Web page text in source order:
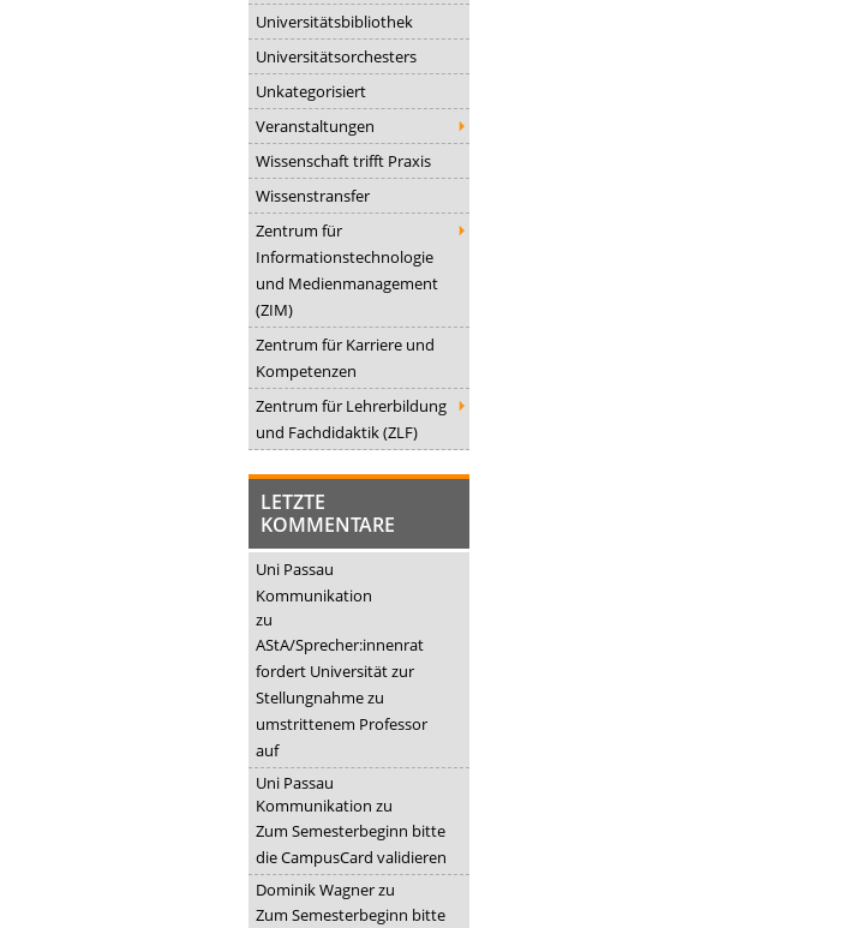
Universitätsbibliothek
Universitätsorchesters
Unkategorisiert
Veranstaltungen
Wissenschaft trifft Praxis
Wissenstransfer
Zentrum für
Informationstechnologie
und Medienmanagement
(ZIM)
Zentrum für Karriere und
Kompetenzen
Zentrum für Lehrerbildung
und Fachdidaktik (ZLF)
LETZTE
KOMMENTARE
Uni Passau
Kommunikation
zu
AStA/Sprecher:innenrat
fordert Universität zur
Stellungnahme zu
umstrittenem Professor
auf
Uni Passau
Kommunikation zu
Zum Semesterbeginn bitte
die CampusCard validieren
Dominik Wagnerzu
Zum Semesterbeginn bitte